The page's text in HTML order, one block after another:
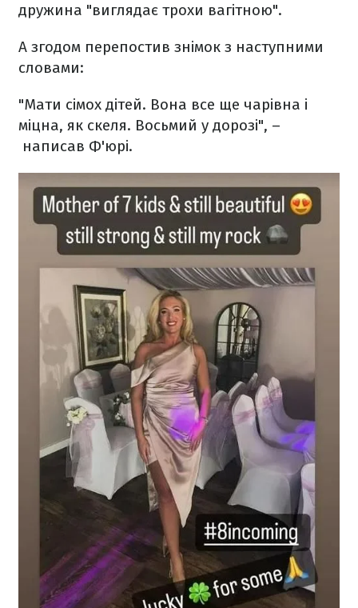
дружина "виглядає трохи вагітною".
А згодом перепостив знімок з наступними
словами:
"Мати сімох дітей. Вона все ще чарівна і
міцна, як скеля. Восьмий у дорозі", –
написав Ф'юрі.